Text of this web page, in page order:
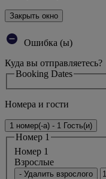
Закрыть окно
Ошибка (ы)
Куда вы отправляетесь?
Booking Dates
Номера и гости
1 номер(-а) - 1 Гость(и)
Номер 1
Номер 1
Bзрослые
- Удалить взрослого